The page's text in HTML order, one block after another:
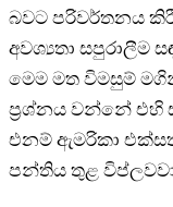
බවට පරිවර්තනය
අවශ්‍යතා සපුරාලීම
මෙම මත විමසුම්
ප්‍රශ්නය වන්නේ එහි
එනම් ඇමරිකා
පන්තිය තුළ